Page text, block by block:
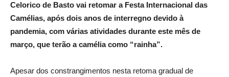
Celorico de Basto vai retomar a Festa Internacional das
Camélias, após dois anos de interregno devido à
pandemia, com várias atividades durante este mês de
março, que terão a camélia como “rainha”.
Apesar dos constrangimentos nesta retoma gradual de